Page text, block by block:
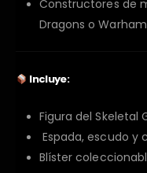
Constructores de
Dragons o
Incluye:
Figura del Skeletal
Espada, escudo y
Blíster